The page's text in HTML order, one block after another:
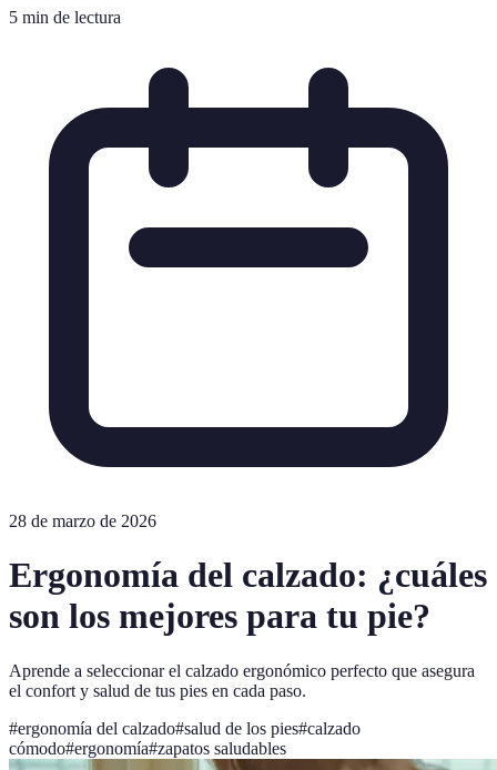
5 min de lectura
28 de marzo de 2026
Ergonomía del calzado: ¿cuáles
son los mejores para tu pie?
Aprende a seleccionar el calzado ergonómico perfecto que asegura
el confort y salud de tus pies en cada paso.
#ergonomía del calzado#salud de los pies#calzado
cómodo#ergonomía#zapatos saludables